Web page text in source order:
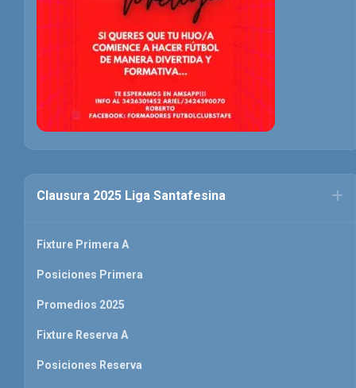
Clausura 2025 Liga Santafesina
Fixture Primera A
Posiciones Primera
Promedios 2025
Fixture Reserva A
Posiciones Reserva